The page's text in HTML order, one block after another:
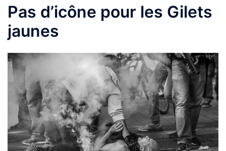
Pas d’icône pour les Gilets
jaunes